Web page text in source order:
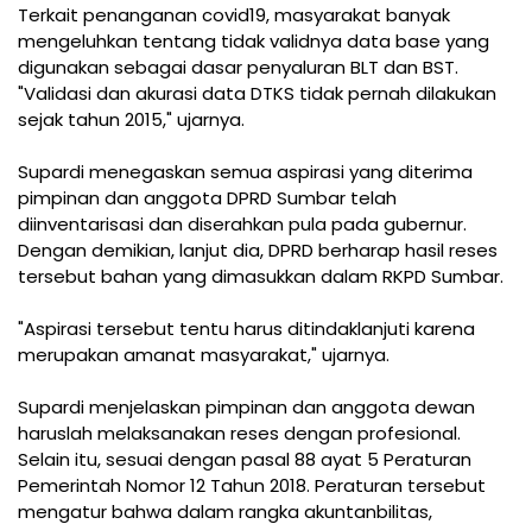
Terkait penanganan covid19, masyarakat banyak
mengeluhkan tentang tidak validnya data base yang
digunakan sebagai dasar penyaluran BLT dan BST.
"Validasi dan akurasi data DTKS tidak pernah dilakukan
sejak tahun 2015," ujarnya.
Supardi menegaskan semua aspirasi yang diterima
pimpinan dan anggota DPRD Sumbar telah
diinventarisasi dan diserahkan pula pada gubernur.
Dengan demikian, lanjut dia, DPRD berharap hasil reses
tersebut bahan yang dimasukkan dalam RKPD Sumbar.
"Aspirasi tersebut tentu harus ditindaklanjuti karena
merupakan amanat masyarakat," ujarnya.
Supardi menjelaskan pimpinan dan anggota dewan
haruslah melaksanakan reses dengan profesional.
Selain itu, sesuai dengan pasal 88 ayat 5 Peraturan
Pemerintah Nomor 12 Tahun 2018. Peraturan tersebut
mengatur bahwa dalam rangka akuntanbilitas,